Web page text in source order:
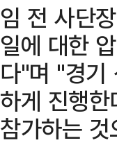
임 전 사단
일에 대한
다"며 "경기
하게 진행
참가하는